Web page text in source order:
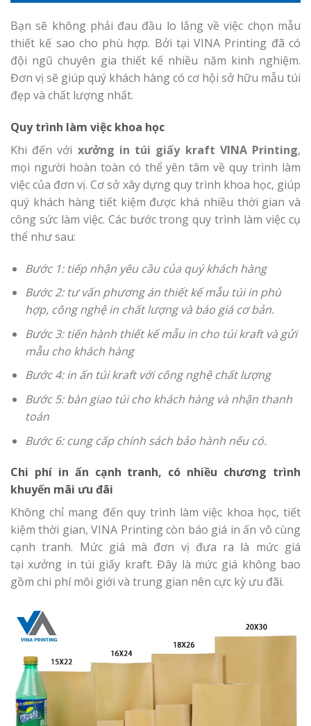
Bạn sẽ không phải đau đầu lo lắng về việc chọn mẫu
thiết kế sao cho phù hợp. Bởi tại VINA Printing đã có
đội ngũ chuyên gia thiết kế nhiều năm kinh nghiệm.
Đơn vị sẽ giúp quý khách hàng có cơ hội sở hữu mẫu túi
đẹp và chất lượng nhất.
Quy trình làm việc khoa học
Khi đến với xưởng in túi giấy kraft VINA Printing,
mọi người hoàn toàn có thể yên tâm về quy trình làm
việc của đơn vị. Cơ sở xây dựng quy trình khoa học, giúp
quý khách hàng tiết kiệm được khá nhiều thời gian và
công sức làm việc. Các bước trong quy trình làm việc cụ
thể như sau:
Bước 1: tiếp nhận yêu cầu của quý khách hàng
Bước 2: tư vấn phương án thiết kế mẫu túi in phù
hợp, công nghệ in chất lượng và báo giá cơ bản.
Bước 3: tiến hành thiết kế mẫu in cho túi kraft và gửi
mẫu cho khách hàng
Bước 4: in ấn túi kraft với công nghệ chất lượng
Bước 5: bàn giao túi cho khách hàng và nhận thanh
toán
Bước 6: cung cấp chính sách bảo hành nếu có.
Chi phí in ấn cạnh tranh, có nhiều chương trình
khuyến mãi ưu đãi
Không chỉ mang đến quy trình làm việc khoa học, tiết
kiệm thời gian, VINA Printing còn báo giá in ấn vô cùng
cạnh tranh. Mức giá mà đơn vị đưa ra là mức giá
tại xưởng in túi giấy kraft. Đây là mức giá không bao
gồm chi phí môi giới và trung gian nên cực kỳ ưu đãi.